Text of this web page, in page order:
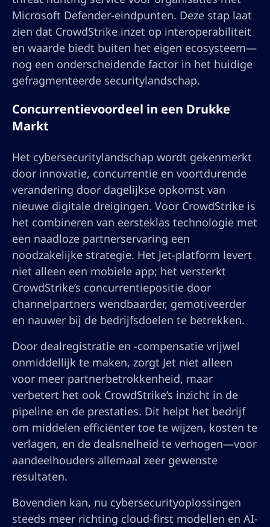
Microsoft Defender-eindpunten. Deze stap laat
zien dat CrowdStrike inzet op interoperabiliteit
en waarde biedt buiten het eigen ecosysteem—
nog een onderscheidende factor in het huidige
gefragmenteerde securitylandschap.
Concurrentievoordeel in een Drukke
Markt
Het cybersecuritylandschap wordt gekenmerkt
door innovatie, concurrentie en voortdurende
verandering door dagelijkse opkomst van
nieuwe digitale dreigingen. Voor CrowdStrike is
het combineren van eersteklas technologie met
een naadloze partnerservaring een
noodzakelijke strategie. Het Jet-platform levert
niet alleen een mobiele app; het versterkt
CrowdStrike’s concurrentiepositie door
channelpartners wendbaarder, gemotiveerder
en nauwer bij de bedrijfsdoelen te betrekken.
Door dealregistratie en -compensatie vrijwel
onmiddellijk te maken, zorgt Jet niet alleen
voor meer partnerbetrokkenheid, maar
verbetert het ook CrowdStrike’s inzicht in de
pipeline en de prestaties. Dit helpt het bedrijf
om middelen efficiënter toe te wijzen, kosten te
verlagen, en de dealsnelheid te verhogen—voor
aandeelhouders allemaal zeer gewenste
resultaten.
Bovendien kan, nu cybersecurityoplossingen
steeds meer richting cloud-first modellen en AI-